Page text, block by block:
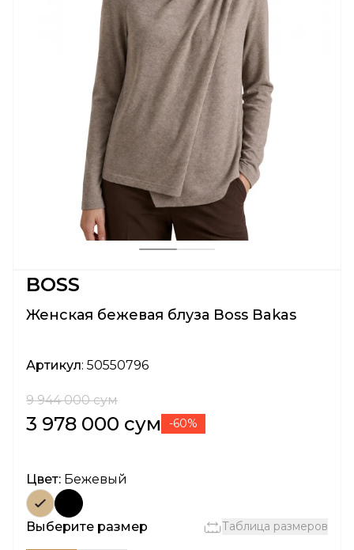
BOSS
Женская бежевая блуза Boss Bakas
Артикул: 50550796
9 944 000 сум
3 978 000 сум -60%
Цвет: Бежевый
Выберите размер Таблица размеров